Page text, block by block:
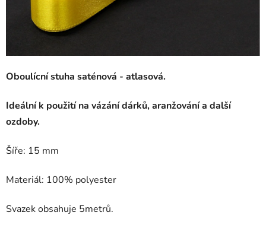
Oboulícní stuha saténová - atlasová.
Ideální k použití na vázání dárků, aranžování a další
ozdoby.
Šíře: 15 mm
Materiál: 100% polyester
Svazek obsahuje 5metrů.